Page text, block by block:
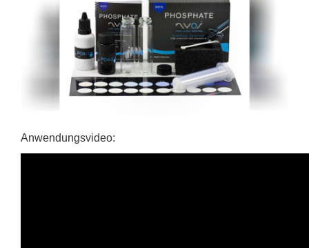
Anwendungsvideo: